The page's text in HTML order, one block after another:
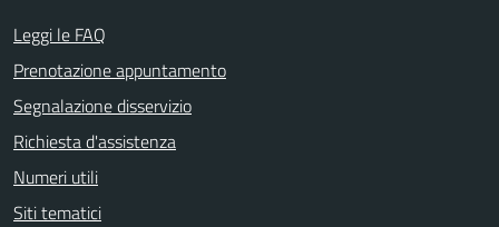
Leggi le FAQ
Prenotazione appuntamento
Segnalazione disservizio
Richiesta d'assistenza
Numeri utili
Siti tematici